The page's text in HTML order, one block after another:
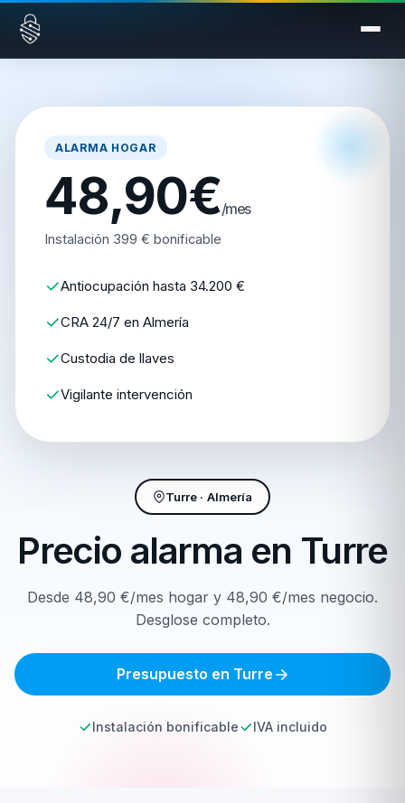
Saltar al contenido
Turre · Almería
Precio alarma en Turre
Desde 48,90 €/mes hogar y 48,90 €/mes negocio.
Desglose completo.
Presupuesto en Turre
Instalación bonificable IVA incluido
ALARMA HOGAR
48,90€/mes
Instalación 399 € bonificable
Antiocupación hasta 34.200 €
CRA 24/7 en Almería
Custodia de llaves
Vigilante intervención